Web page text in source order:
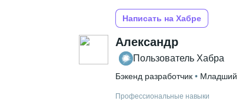
Написать на Хабре
Александр
Пользователь Хабра
Бэкенд разработчик • Младший
Профессиональные навыки